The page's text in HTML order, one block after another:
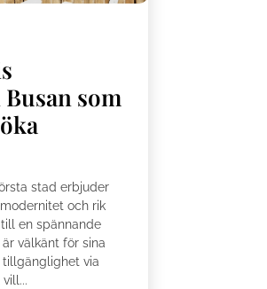
som
stad erbjuder
och rik
en spännande
välkänt för sina
via